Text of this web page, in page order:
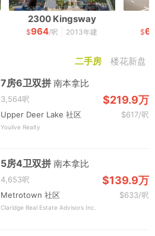
2300 Kingsway
$964/呎 2013年建 $
二手房 楼花新盘
7房6卫双拼南本拿比
3,564呎 $219.9万
Upper Deer Lake 社区 $617/呎
Youlive Realty
5房4卫双拼南本拿比
4,653呎 $139.9万
Metrotown 社区 $633/呎
Claridge Real Estate Advisors Inc.